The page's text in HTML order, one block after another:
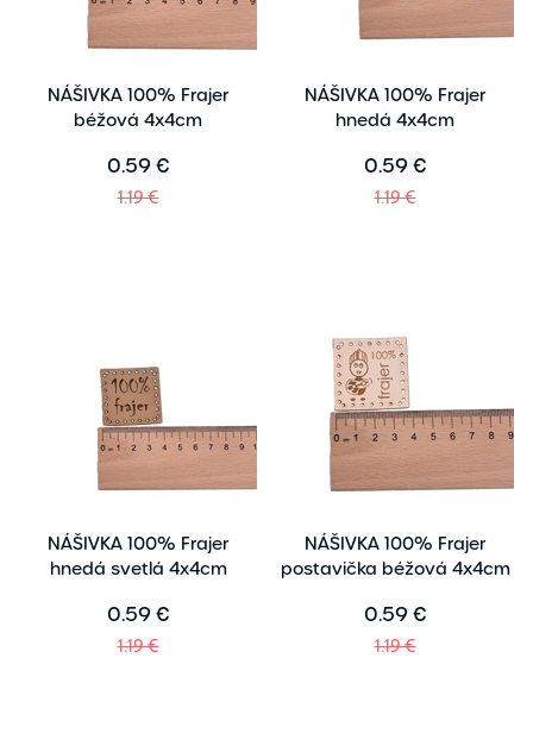
NÁŠIVKA 100% Frajer
béžová 4x4cm
0.59 €
1.19 €
NÁŠIVKA 100% Frajer
hnedá 4x4cm
0.59 €
1.19 €
NÁŠIVKA 100% Frajer
hnedá svetlá 4x4cm
0.59 €
1.19 €
NÁŠIVKA 100% Frajer
postavička béžová 4x4cm
0.59 €
1.19 €